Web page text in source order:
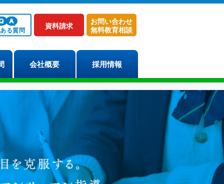
る質問
資料請求
お問い合わせ
無料教育相談
会社概要 採用情報